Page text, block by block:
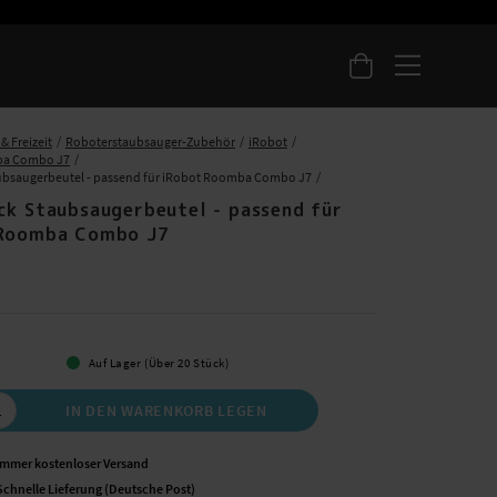
Freizeit Roboterstaubsauger-Zubehör
iRobot
Combo J7
- passend für iRobot Roomba Combo J7
Staubsaugerbeutel - passend für
Combo J7
Auf Lager (Über 20 Stück)
IN DEN WARENKORB LEGEN
kostenloser Versand
Lieferung (Deutsche Post)